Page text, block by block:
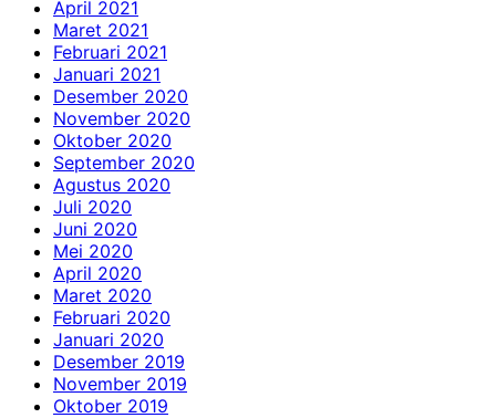
April 2021
Maret 2021
Februari 2021
Januari 2021
Desember 2020
November 2020
Oktober 2020
September 2020
Agustus 2020
Juli 2020
Juni 2020
Mei 2020
April 2020
Maret 2020
Februari 2020
Januari 2020
Desember 2019
November 2019
Oktober 2019